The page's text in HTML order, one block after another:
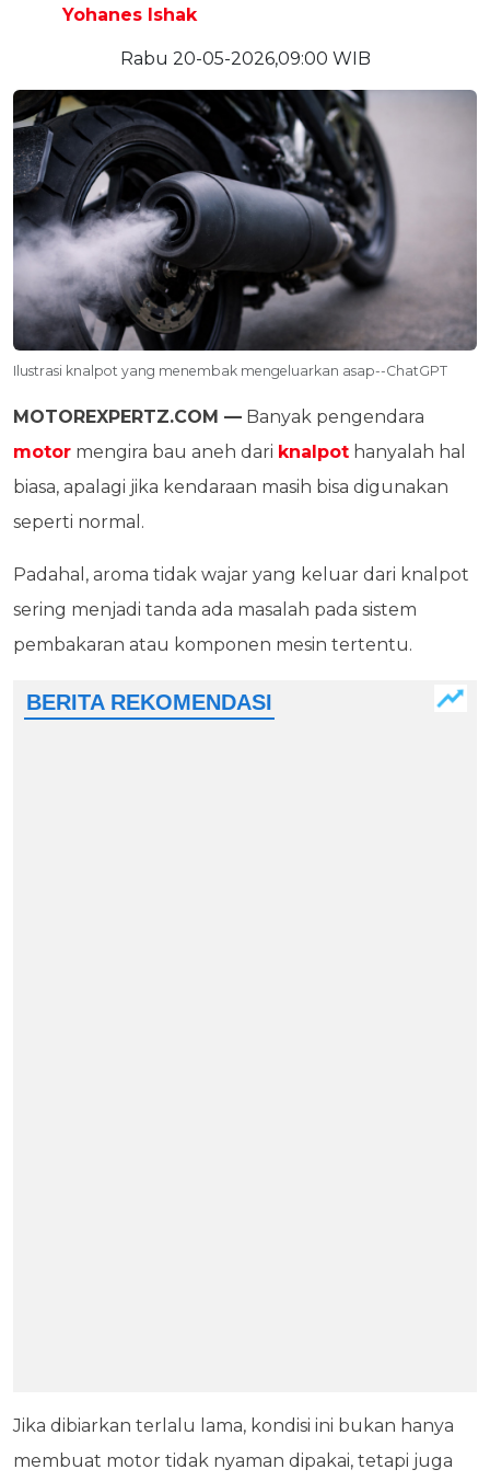
Yohanes Ishak
Rabu 20-05-2026,09:00 WIB
Ilustrasi knalpot yang menembak mengeluarkan asap--ChatGPT
MOTOREXPERTZ.COM — Banyak pengendara
motor mengira bau aneh dari knalpot hanyalah hal
biasa, apalagi jika kendaraan masih bisa digunakan
seperti normal.
Padahal, aroma tidak wajar yang keluar dari knalpot
sering menjadi tanda ada masalah pada sistem
pembakaran atau komponen mesin tertentu.
Jika dibiarkan terlalu lama, kondisi ini bukan hanya
membuat motor tidak nyaman dipakai, tetapi juga